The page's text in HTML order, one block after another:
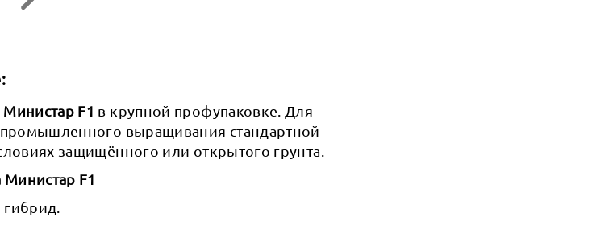
F1 в крупной профупаковке. Для
выращивания стандартной
защищённого или открытого грунта.
Министар F1